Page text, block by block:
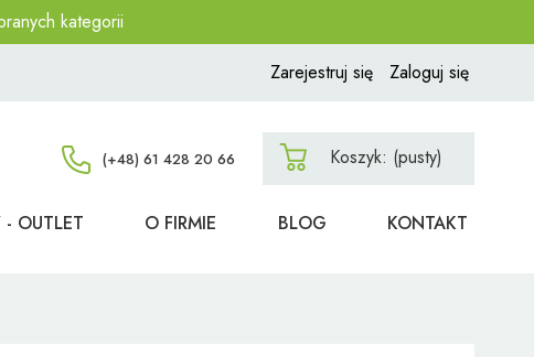
kategorii
Zarejestruj się
Zaloguj się
Koszyk: (pusty)
- OUTLET O FIRMIE BLOG KONTAKT